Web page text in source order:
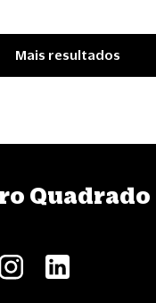
Mais resultados
Quadrado